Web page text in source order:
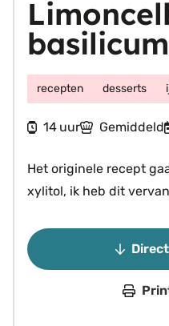
recepten desserts
14uur
uur Gemiddeld
Het originele recept
xylitol, ik heb dit